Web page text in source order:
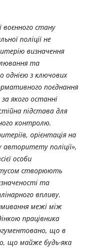
воєнного стану
поліції не
визначення
та
однією з ключових
поєднання
якого останні
підстава для
контролю.
орієнтація на
авторитету поліції»,
особи
створюють
та
впливу.
межі між
працівника
що в
що майже будь-яка